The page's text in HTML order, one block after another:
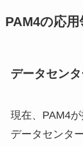
PAM4の応
データセン
現在、PAM4
データセンタ